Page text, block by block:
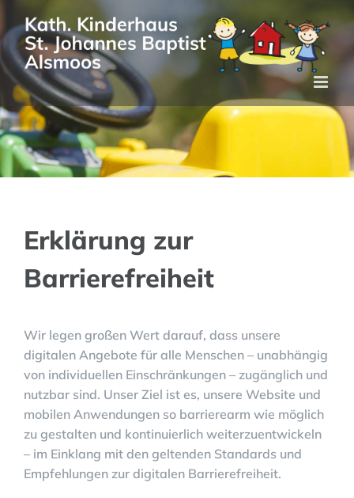
Inhalt
springen
Erklärung zur
Barrierefreiheit
Wir legen großen Wert darauf, dass unsere
digitalen Angebote für alle Menschen – unabhängig
von individuellen Einschränkungen – zugänglich und
nutzbar sind. Unser Ziel ist es, unsere Website und
mobilen Anwendungen so barrierearm wie möglich
zu gestalten und kontinuierlich weiterzuentwickeln
– im Einklang mit den geltenden Standards und
Empfehlungen zur digitalen Barrierefreiheit.